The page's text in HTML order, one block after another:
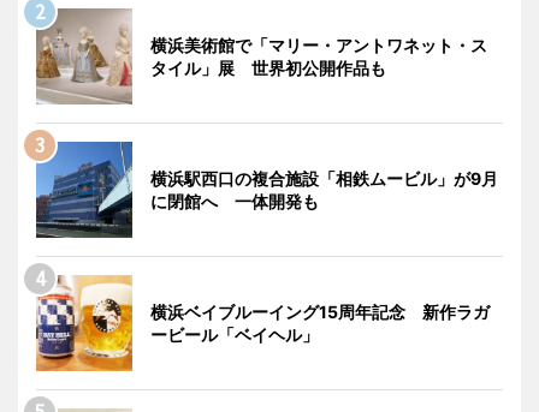
横浜美術館で「マリー・アントワネット・ス
タイル」展 世界初公開作品も
横浜駅西口の複合施設「相鉄ムービル」が9月
に閉館へ 一体開発も
横浜ベイブルーイング15周年記念 新作ラガ
ービール「ベイヘル」